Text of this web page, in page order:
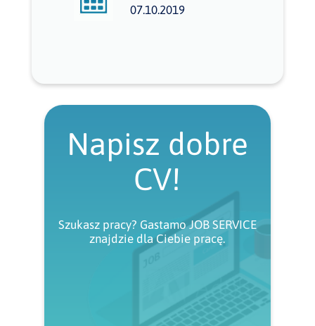
07.10.2019
Napisz dobre
CV!
Szukasz pracy? Gastamo JOB SERVICE
znajdzie dla Ciebie pracę.